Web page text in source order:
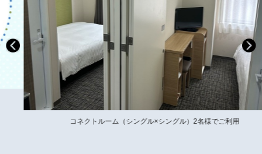
コネクトルーム（シングル×シングル）2名様でご利用